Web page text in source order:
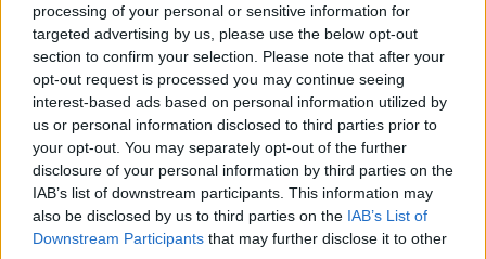
processing of your personal or sensitive information for
targeted advertising by us, please use the below opt-out
section to confirm your selection. Please note that after your
opt-out request is processed you may continue seeing
interest-based ads based on personal information utilized by
us or personal information disclosed to third parties prior to
your opt-out. You may separately opt-out of the further
disclosure of your personal information by third parties on the
IAB’s list of downstream participants. This information may
also be disclosed by us to third parties on the IAB’s List of
Downstream Participants that may further disclose it to other
ΤΡΙΤΗ11 ΑΥΓΟΥΣΤΟΥ Ανατολή: 06:28 - Δύση 20:10
00:00
27°C
67%υγρ.
5 Μπφ B
35 Km/h
ΚΑΘΑΡΟΣ
03:00
24°C
86% υγρ.
4 Μπφ BA
24 Km/h
ΚΑΘΑΡΟΣ
24